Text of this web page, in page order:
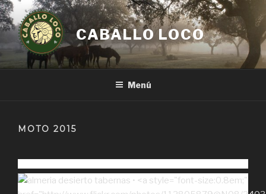
Ir
al
contenido
CABALLO LOCO
Menú
MOTO 2015